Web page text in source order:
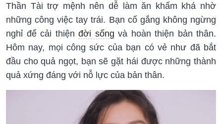
Thần Tài trợ mệnh nên dễ làm ăn khấm khá nhờ
những công việc tay trái. Bạn cố gắng không ngừng
nghỉ để cải thiện đời sống và hoàn thiện bản thân.
Hôm nay, mọi công sức của bạn có vẻ như đã bắt
đầu cho quả ngọt, bạn sẽ gặt hái được những thành
quả xứng đáng với nỗ lực của bản thân.